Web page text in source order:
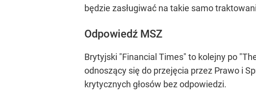
będzie zasługiwać na takie samo
Odpowiedź MSZ
Brytyjski "Financial Times" to kolejny po
odnoszący się do przejęcia przez Prawo i
krytycznych głosów bez odpowiedzi.